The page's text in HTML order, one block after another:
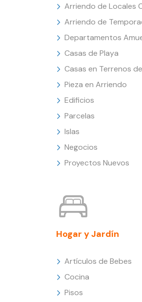
Arriendo de Locales
Arriendo de
Departamentos
Casas de Playa
Casas en Terrenos
Pieza en Arriendo
Edificios
Parcelas
Islas
Negocios
Proyectos Nuevos
Hogar y Jardín
Artículos de Bebes
Cocina
Pisos